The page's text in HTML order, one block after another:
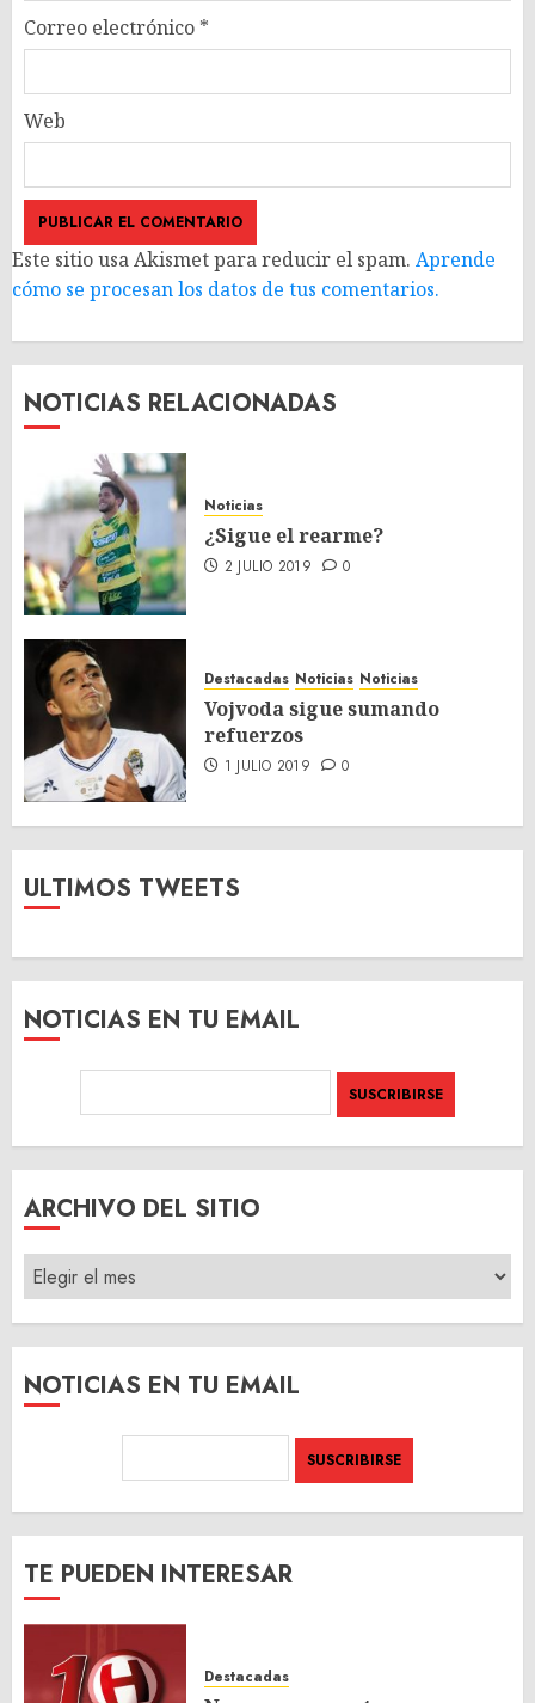
Correo electrónico *
Web
Este sitio usa Akismet para reducir el spam. Aprende
cómo se procesan los datos de tus comentarios.
NOTICIAS RELACIONADAS
Noticias
¿Sigue el rearme?
2 JULIO 2019 0
Destacadas Noticias Noticias
Vojvoda sigue sumando
refuerzos
1 JULIO 2019 0
ULTIMOS TWEETS
NOTICIAS EN TU EMAIL
ARCHIVO DEL SITIO
ARCHIVO
DEL
SITIO
NOTICIAS EN TU EMAIL
TE PUEDEN INTERESAR
Destacadas